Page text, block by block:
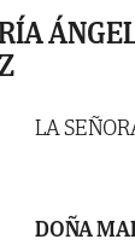
LA
DOÑA